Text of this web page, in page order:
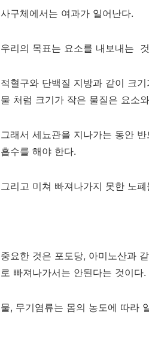
사구체에서는 여과가 일어난다.
우리의 목표는 요소를 내보내는
적혈구와 단백질 지방과 같이 크
물 처럼 크기가 작은 물질은 요소
그래서 세뇨관을 지나가는 동안
흡수를 해야 한다.
그리고 미쳐 빠져나가지 못한 노
중요한 것은 포도당, 아미노산과
로 빠져나가서는 안된다는 것이다.
물, 무기염류는 몸의 농도에 따라